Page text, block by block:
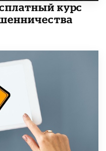
курс